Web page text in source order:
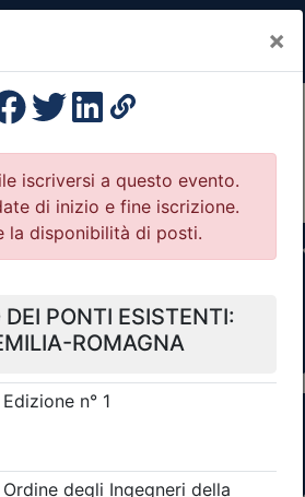
×
formazione per Ordini e
Professionali
la sezione dei filtri ricerca